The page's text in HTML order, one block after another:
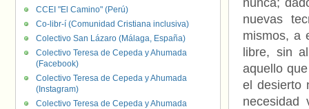
nunca;
nuevas
mismos, a
libre, sin
aquello
el desierto
CCEI "El Camino" (Perú)
Co-libr-í (Comunidad Cristiana inclusiva)
Colectivo San Lázaro (Málaga, España)
Colectivo Teresa de Cepeda y Ahumada
(Facebook)
Colectivo Teresa de Cepeda y Ahumada
(Instagram)
Colectivo Teresa de Cepeda y Ahumada